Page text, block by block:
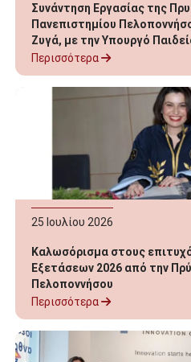
Συνάντηση Εργασίας της
Πανεπιστημίου
Ζυγά, με την Υπουργό
Αθλητισμού Σοφία Ζαχαράκη
Περισσότερα
25 Ιουλίου 2026
Καλωσόρισμα στους
Εξετάσεων 2026 από την
Πελοποννήσου
Περισσότερα